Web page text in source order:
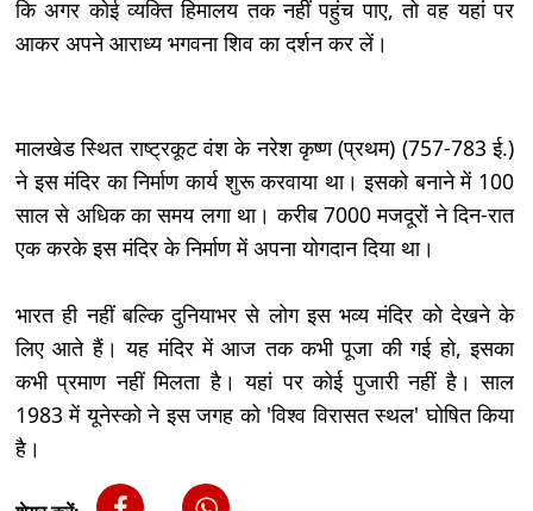
कि अगर कोई व्यक्ति हिमालय तक नहीं पहुंच पाए, तो वह यहां पर
आकर अपने आराध्य भगवना शिव का दर्शन कर लें।
मालखेड स्थित राष्ट्रकूट वंश के नरेश कृष्ण (प्रथम) (757-783 ई.)
ने इस मंदिर का निर्माण कार्य शुरू करवाया था। इसको बनाने में 100
साल से अधिक का समय लगा था। करीब 7000 मजदूरों ने दिन-रात
एक करके इस मंदिर के निर्माण में अपना योगदान दिया था।
भारत ही नहीं बल्कि दुनियाभर से लोग इस भव्य मंदिर को देखने के
लिए आते हैं। यह मंदिर में आज तक कभी पूजा की गई हो, इसका
कभी प्रमाण नहीं मिलता है। यहां पर कोई पुजारी नहीं है। साल
1983 में यूनेस्को ने इस जगह को 'विश्व विरासत स्थल' घोषित किया
है।